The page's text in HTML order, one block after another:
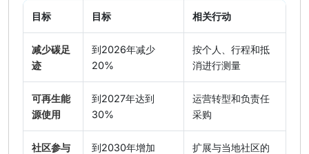
目标 目标 相关行动
减少碳足
迹
到2026年减少
20%
按个人、行程和抵
消进行测量
可再生能
源使用
到2027年达到
30%
运营转型和负责任
采购
社区参与
到2030年增加
扩展与当地社区的